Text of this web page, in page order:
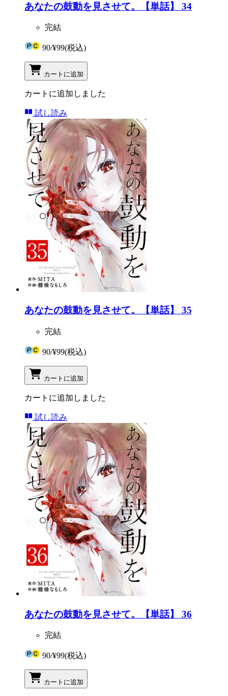
あなたの鼓動を見させて。【単話】 34
完結
90/¥99(税込)
カートに追加
カートに追加しました
試し読み
あなたの鼓動を見させて。【単話】 35
完結
90/¥99(税込)
カートに追加
カートに追加しました
試し読み
あなたの鼓動を見させて。【単話】 36
完結
90/¥99(税込)
カートに追加